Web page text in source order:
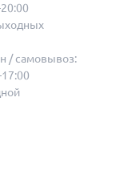
/ самовывоз: